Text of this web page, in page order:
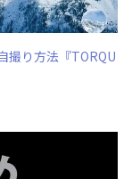
撮り方法『TORQU